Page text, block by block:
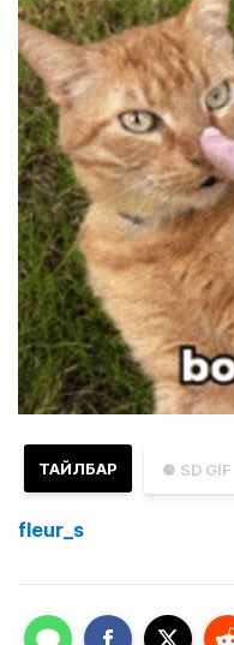
● SD GIF
ТАЙЛБАР
fleur_s